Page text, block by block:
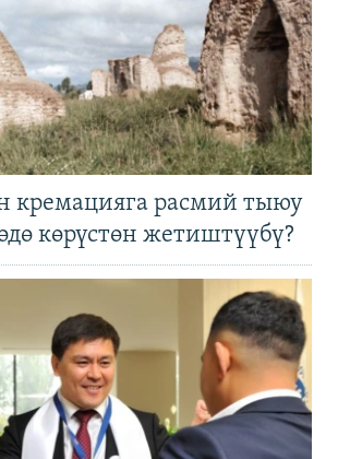
кремацияга расмий тыюу
көрүстөн жетиштүүбү?